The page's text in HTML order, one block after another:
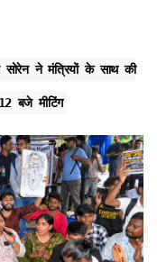
ने मंत्रियों के साथ की
बजे मीटिंग